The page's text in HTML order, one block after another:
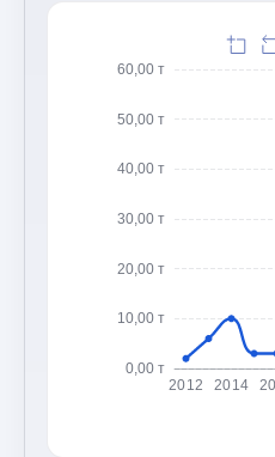
0,00 т
10,00 т
20,00 т
30,00 т
40,00 т
50,00 т
60,00 т
2012 2014